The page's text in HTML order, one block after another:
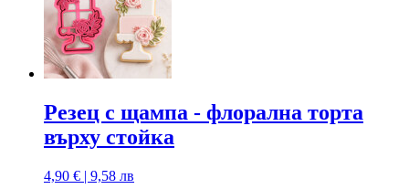
Резец с щампa - флорална торта
върху стойка
4,90 € | 9,58 лв